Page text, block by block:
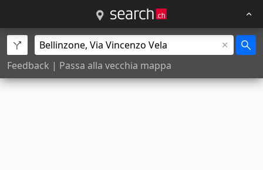
Feedback | Passa alla vecchia mappa